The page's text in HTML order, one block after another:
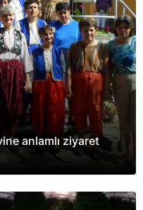
anlamlı ziyaret